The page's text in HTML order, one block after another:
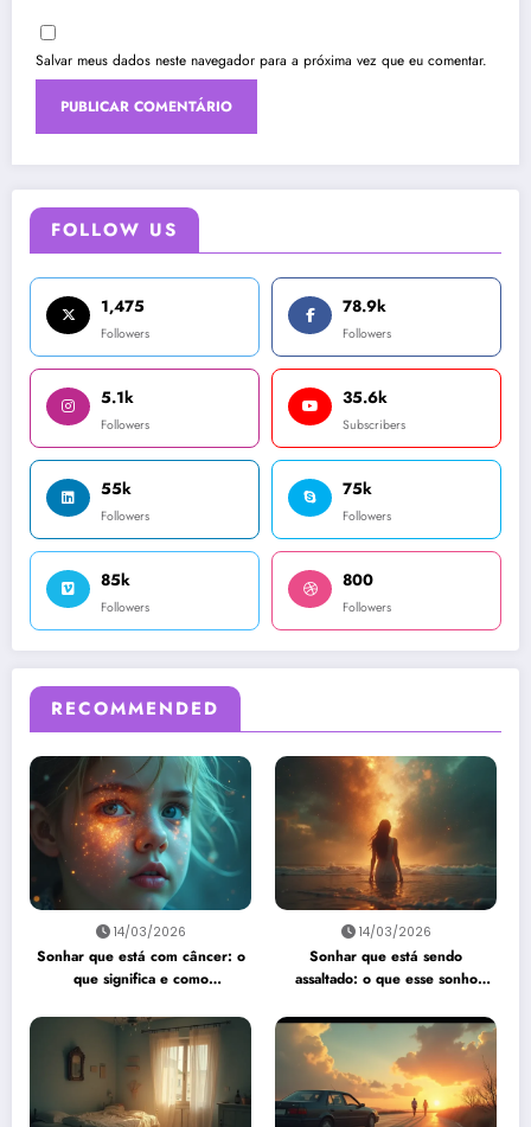
FOLLOW US
1,475
Followers
78.9k
Followers
5.1k
Followers
35.6k
Subscribers
55k
Followers
75k
Followers
85k
Followers
800
Followers
RECOMMENDED
14/03/2026
Sonhar que está com câncer: o
que significa e como
14/03/2026
Sonhar que está sendo
assaltado: o que esse sonho
Salvar meus dados neste navegador para a próxima vez que eu comentar.